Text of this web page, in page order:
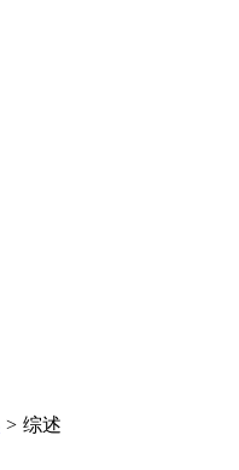
> 综述